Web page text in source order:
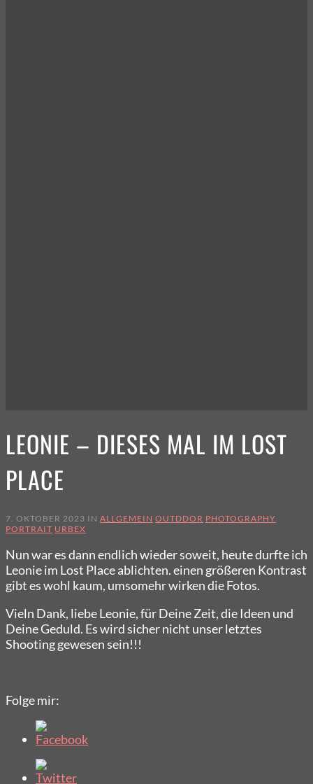
LEONIE – DIESES MAL IM LOST
PLACE
7. OKTOBER 2023 IN ALLGEMEIN OUTDDOR PHOTOGRAPHY
PORTRAIT URBEX
Nun war es dann endlich wieder soweit, heute durfte ich
Leonie im Lost Place ablichten. einen größeren Kontrast
gibt es wohl kaum, umsomehr wirken die Fotos.
Vieln Dank, liebe Leonie, für Deine Zeit, die Ideen und
Deine Geduld. Es wird sicher nicht unser letztes
Shooting gewesen sein!!!
Folge mir: